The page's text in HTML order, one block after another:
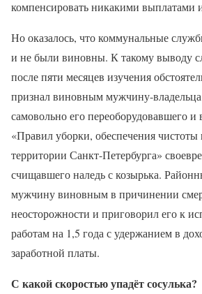
компенсировать никакими выплатами
Но оказалось, что коммунальные
и не были виновны. К такому выводу
после пяти месяцев изучения
признал виновным мужчину-владельца
самовольно его переоборудовавшего
«Правил уборки, обеспечения чистоты
территории Санкт-Петербурга»
счищавшего наледь с козырька.
мужчину виновным в причинении
неосторожности и приговорил его к
работам на 1,5 года с удержанием в
заработной платы.
С какой скоростью упадёт сосулька?